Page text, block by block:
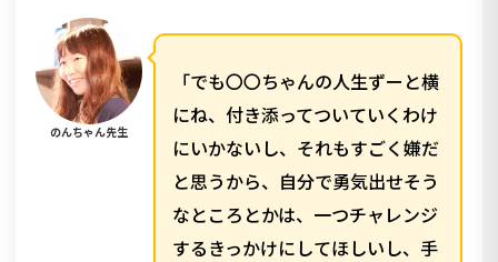
のんちゃん先生
「でも〇〇ちゃんの人生ずーと横
にね、付き添ってついていくわけ
にいかないし、それもすごく嫌だ
と思うから、自分で勇気出せそう
なところとかは、一つチャレンジ
するきっかけにしてほしいし、手